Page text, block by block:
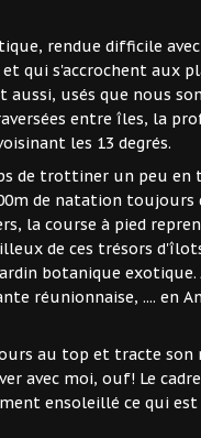
rendue difficile
qui s'accrochent aux
usés que nous
entre îles, la
les 13 degrés.
de trottiner un peu
de natation toujours
la course à pied
de ces trésors
botanique exotique.
réunionnaise, .... en
au top et tracte son
avec moi, ouf! Le
ensoleillé ce qui